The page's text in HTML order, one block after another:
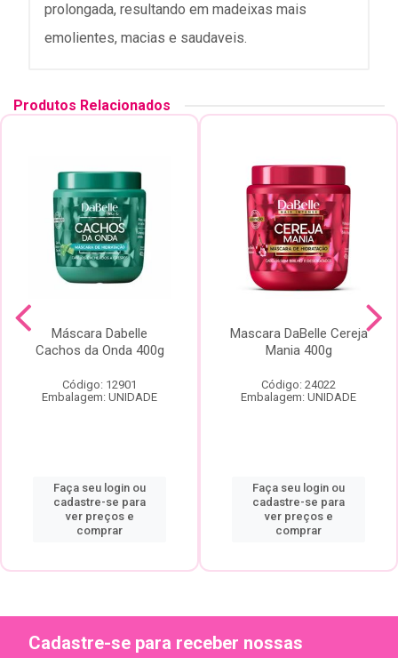
prolongada, resultando em madeixas mais
emolientes, macias e saudaveis.
Produtos Relacionados
Máscara Dabelle
Cachos da Onda 400g
Código: 12901
Embalagem: UNIDADE
Faça seu login ou
cadastre-se para
ver preços e
comprar
Mascara DaBelle Cereja
Mania 400g
Código: 24022
Embalagem: UNIDADE
Faça seu login ou
cadastre-se para
ver preços e
comprar
Cadastre-se para receber nossas